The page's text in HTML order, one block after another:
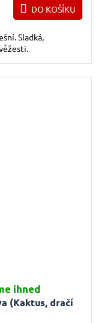
DO KOŠÍKU
Sladká,
(Kaktus, dračí
ihned